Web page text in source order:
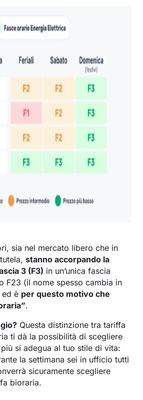
sia nel mercato libero che in
stanno accorpando la
3 (F3) in un’unica fascia
F23 (il nome spesso cambia in
ed è per questo motivo che
.
Questa distinzione tra tariffa
ti dà la possibilità di scegliere
si adegua al tuo stile di vita:
la settimana sei in ufficio tutti
sicuramente scegliere
bioraria.